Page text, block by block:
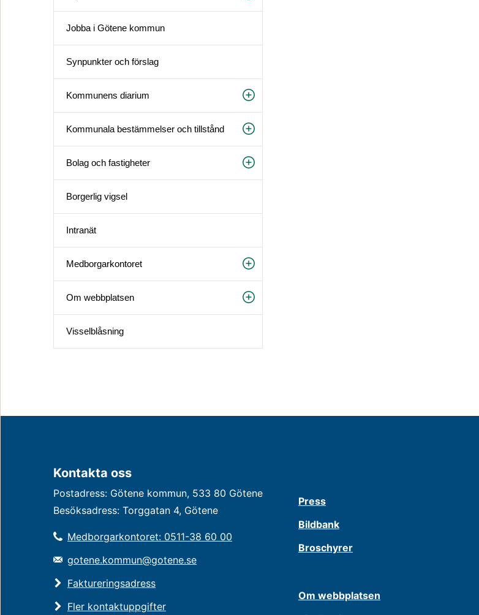
Jobba i Götene kommun
Synpunkter och förslag
Kommunens diarium
Kommunala bestämmelser och tillstånd
Bolag och fastigheter
Borgerlig vigsel
Intranät
Medborgarkontoret
Om webbplatsen
Visselblåsning
Kontakta oss
Postadress: Götene kommun, 533 80 Götene
Besöksadress: Torggatan 4, Götene
Medborgarkontoret: 0511-38 60 00
gotene.kommun@gotene.se
Faktureringsadress
Fler kontaktuppgifter
Press
Bildbank
Broschyrer
Om webbplatsen